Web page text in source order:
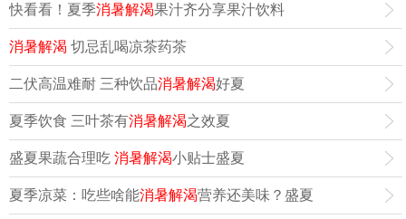
快看看！夏季消暑解渴果汁齐分享果汁饮料
消暑解渴 切忌乱喝凉茶药茶
二伏高温难耐 三种饮品消暑解渴好夏
夏季饮食 三叶茶有消暑解渴之效夏
盛夏果蔬合理吃 消暑解渴小贴士盛夏
夏季凉菜：吃些啥能消暑解渴营养还美味？盛夏